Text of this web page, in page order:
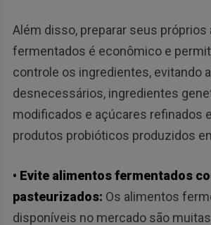
Além disso, preparar seus próprios
fermentados é econômico e
controle os ingredientes, evitando
desnecessários, ingredientes
modificados e açúcares refinados
produtos probióticos produzidos
• Evite alimentos fermentados
pasteurizados: Os alimentos
disponíveis no mercado são